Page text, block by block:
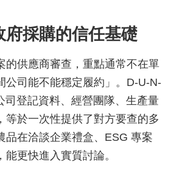
府採購的信任基礎
的供應商審查，重點通常不在單
公司能不能穩定履約」。D-U-N-
司登記資料、經營團隊、生產量
等於一次性提供了對方要查的多
品在洽談企業禮盒、ESG 專案
更快進入實質討論。